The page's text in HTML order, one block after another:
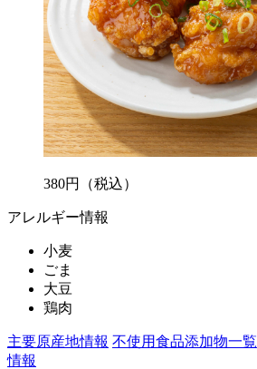
380円 （税込）
アレルギー情報
小麦
ごま
大豆
鶏肉
主要原産地情報 不使用食品添加物一覧
情報